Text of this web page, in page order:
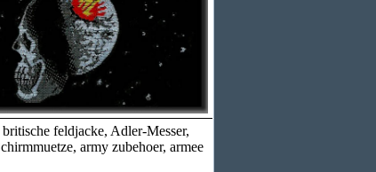
feldjacke, Adler-Messer,
army zubehoer, armee